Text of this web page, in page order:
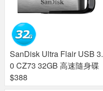
SanDisk Ultra Flair USB 3.
0 CZ73 32GB 高速隨身碟
$388